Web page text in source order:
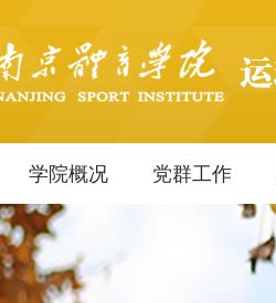
学院概况 党群工作